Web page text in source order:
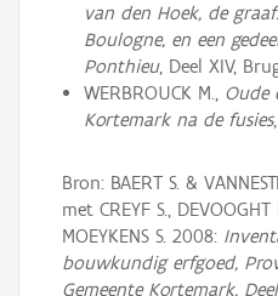
van den Hoek, de
Boulogne, en een
Ponthieu, Deel XIV,
WERBROUCK M., Oude
Kortemark na de fusies
Bron: BAERT S. &
met CREYF S., DEVOOGHT
MOEYKENS S. 2008:
bouwkundig erfgoed,
Gemeente Kortemark,